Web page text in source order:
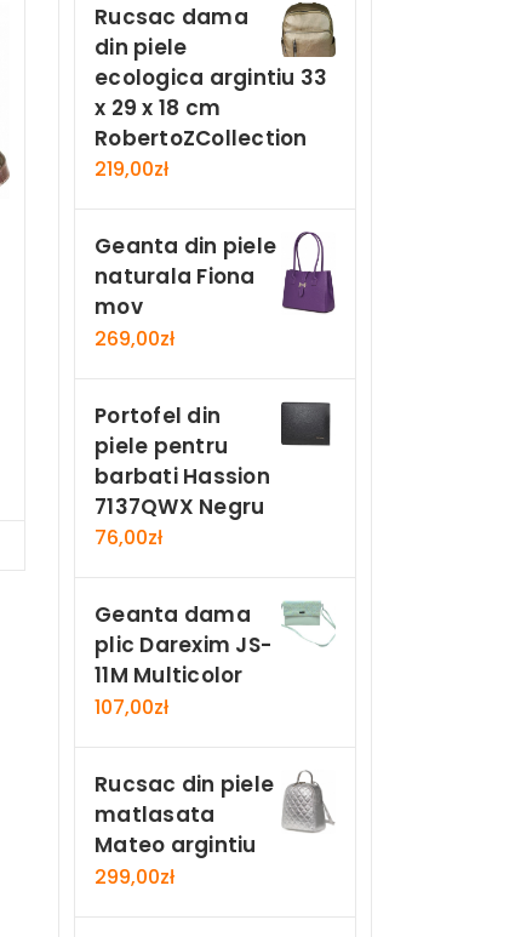
Rucsac dama
din piele
ecologica argintiu 33
x 29 x 18 cm
RobertoZCollection
219,00zł
Geanta din piele
naturala Fiona
mov
269,00zł
Portofel din
piele pentru
barbati Hassion
7137QWX Negru
76,00zł
Geanta dama
plic Darexim JS-
11M Multicolor
107,00zł
Rucsac din piele
matlasata
Mateo argintiu
299,00zł